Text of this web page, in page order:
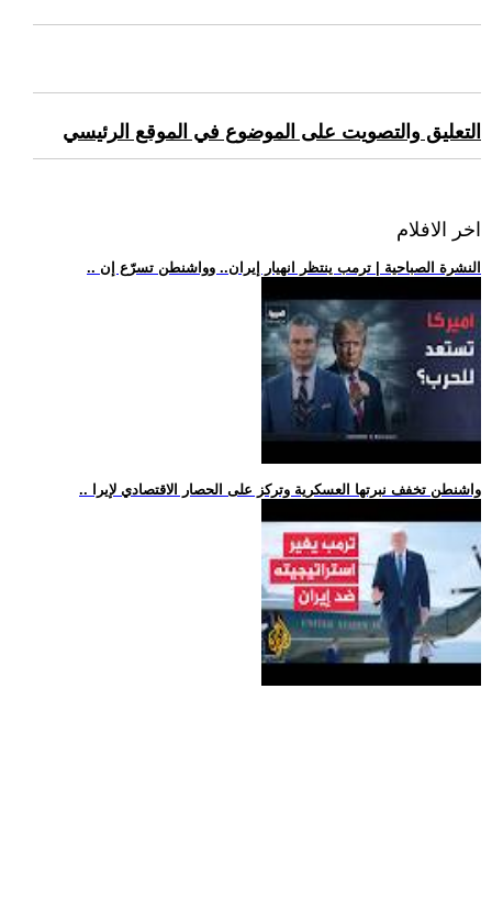
التعليق والتصويت على الموضوع في الموقع الرئيسي
اخر الافلام
.. النشرة الصباحية | ترمب ينتظر انهيار إيران.. وواشنطن تسرّع إن
.. واشنطن تخفف نبرتها العسكرية وتركز على الحصار الاقتصادي لإيرا